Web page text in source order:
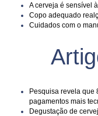
A cerveja é sensível
Copo adequado
Cuidados com o
Pesquisa revela que
pagamentos mais
Degustação de